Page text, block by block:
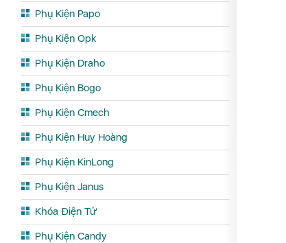
Phụ Kiện Papo
Phụ Kiện Opk
Phụ Kiện Draho
Phụ Kiện Bogo
Phụ Kiện Cmech
Phụ Kiện Huy Hoàng
Phụ Kiện KinLong
Phụ Kiện Janus
Khóa Điện Tử
Phụ Kiện Candy